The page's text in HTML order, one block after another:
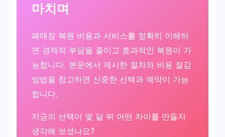
마치며
폐매장 복원 비용과 서비스를 정확히 이해하
면 경제적 부담을 줄이고 효과적인 복원이 가
능합니다. 본문에서 제시한 절차와 비용 절감
방법을 참고하면 신중한 선택과 예약이 가능
합니다.
지금의 선택이 몇 달 뒤 어떤 차이를 만들지
생각해 보셨나요?